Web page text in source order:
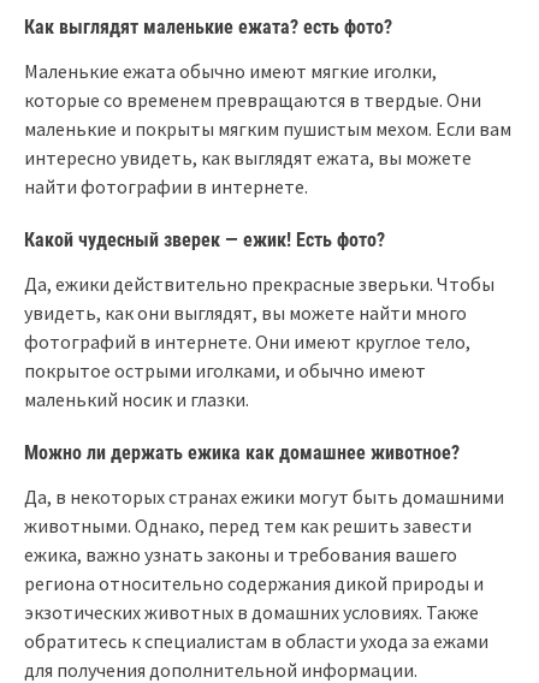
Как выглядят маленькие ежата? есть фото?
Маленькие ежата обычно имеют мягкие иголки,
которые со временем превращаются в твердые. Они
маленькие и покрыты мягким пушистым мехом. Если вам
интересно увидеть, как выглядят ежата, вы можете
найти фотографии в интернете.
Какой чудесный зверек — ежик! Есть фото?
Да, ежики действительно прекрасные зверьки. Чтобы
увидеть, как они выглядят, вы можете найти много
фотографий в интернете. Они имеют круглое тело,
покрытое острыми иголками, и обычно имеют
маленький носик и глазки.
Можно ли держать ежика как домашнее животное?
Да, в некоторых странах ежики могут быть домашними
животными. Однако, перед тем как решить завести
ежика, важно узнать законы и требования вашего
региона относительно содержания дикой природы и
экзотических животных в домашних условиях. Также
обратитесь к специалистам в области ухода за ежами
для получения дополнительной информации.